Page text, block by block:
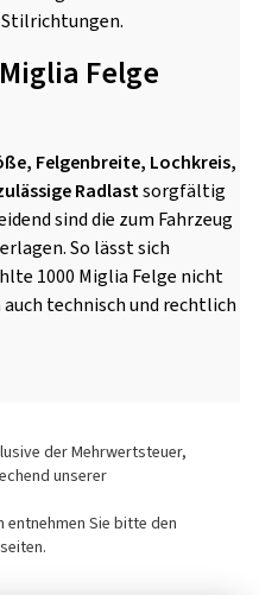
Felge
Felgenbreite, Lochkreis,
Radlastsorgfältig
sind die zum Fahrzeug
So lässt sich
1000 Miglia Felge nicht
technisch und rechtlich
der Mehrwertsteuer,
unserer
Sie bitte den